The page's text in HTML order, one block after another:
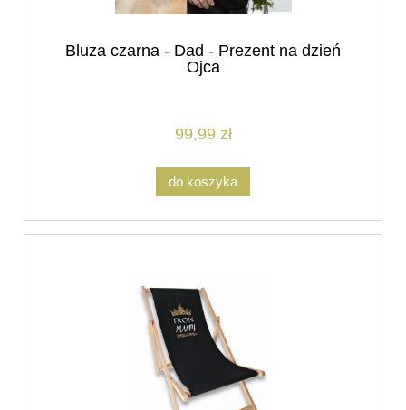
Bluza czarna - Dad - Prezent na dzień
Ojca
99,99 zł
do koszyka